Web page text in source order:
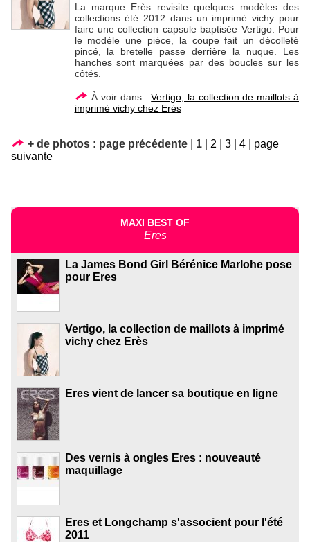
La marque Erès revisite quelques modèles des
collections été 2012 dans un imprimé vichy pour
faire une collection capsule baptisée Vertigo. Pour
le modèle une pièce, la coupe fait un décolleté
pincé, la bretelle passe derrière la nuque. Les
hanches sont marquées par des boucles sur les
côtés.
À voir dans :Vertigo, la collection de maillots à
imprimé vichy chez Erès
+ de photos : page précédente 1 2 3 4
page
suivante
MAXI BEST OF
Eres
La James Bond Girl Bérénice Marlohe pose
pour Eres
Vertigo, la collection de maillots à imprimé
vichy chez Erès
Eres vient de lancer sa boutique en ligne
Des vernis à ongles Eres : nouveauté
maquillage
Eres et Longchamp s'associent pour l'été
2011